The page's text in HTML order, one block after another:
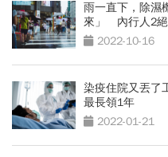
雨一直下，除濕
來」 內行人2絕
2022-10-16
染疫住院又丟了
最長領1年
2022-01-21